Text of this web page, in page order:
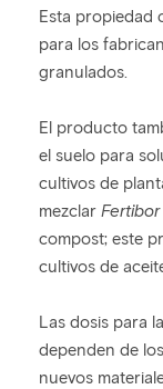
Esta propiedad
para los
granulados.
El producto
el suelo para
cultivos de
mezclar Fertibor
compost; este
cultivos de
Las dosis para
dependen de
nuevos